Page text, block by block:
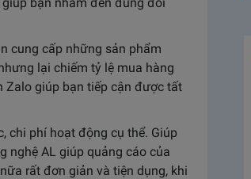
cung cấp những sản phẩm
lại chiếm tỷ lệ mua hàng
Zalo giúp bạn tiếp cận được tất
chi phí hoạt động cụ thể. Giúp
nghệ AL giúp quảng cáo của
rất đơn giản và tiện dụng, khi